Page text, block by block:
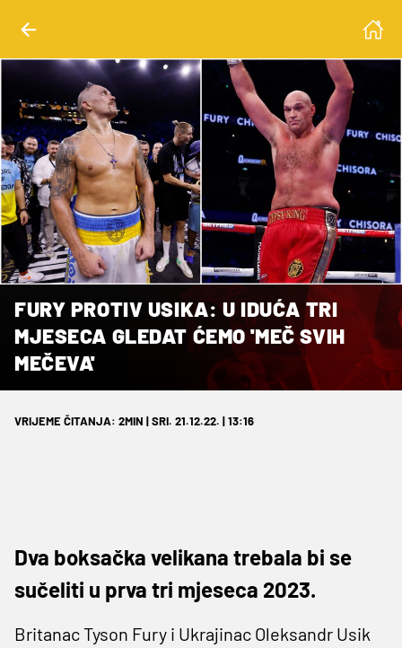
FURY PROTIV USIKA: U IDUĆA TRI
MJESECA GLEDAT ĆEMO 'MEČ SVIH
MEČEVA'
VRIJEME ČITANJA: 2MIN | SRI. 21.12.22. | 13:16
Dva boksačka velikana trebala bi se
sučeliti u prva tri mjeseca 2023.
Britanac Tyson Fury i Ukrajinac Oleksandr Usik